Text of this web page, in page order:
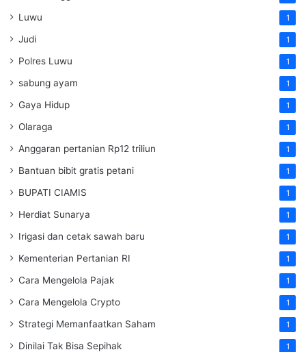
Luwu 1
Judi 1
Polres Luwu 1
sabung ayam 1
Gaya Hidup 1
Olaraga 1
Anggaran pertanian Rp12 triliun 1
Bantuan bibit gratis petani 1
BUPATI CIAMIS 1
Herdiat Sunarya 1
Irigasi dan cetak sawah baru 1
Kementerian Pertanian RI 1
Cara Mengelola Pajak 1
Cara Mengelola Crypto 1
Strategi Memanfaatkan Saham 1
Dinilai Tak Bisa Sepihak 1